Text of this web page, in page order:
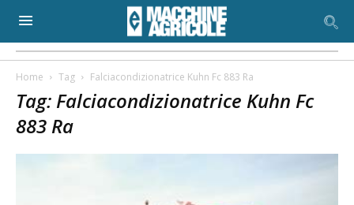
Home Tag Falciacondizionatrice Kuhn Fc 883 Ra
Tag: Falciacondizionatrice Kuhn Fc
883 Ra